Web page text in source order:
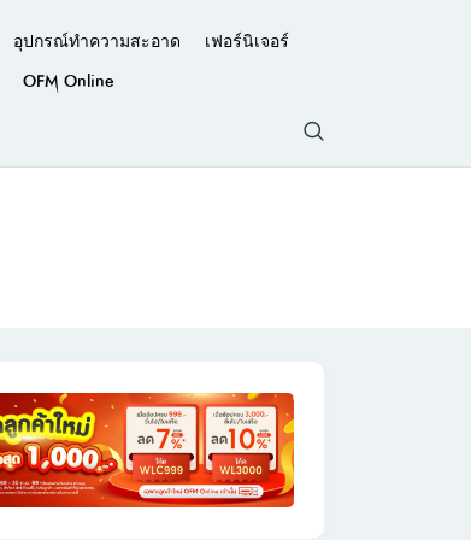
อุปกรณ์ทำความสะอาด
เฟอร์นิเจอร์
OFM Online